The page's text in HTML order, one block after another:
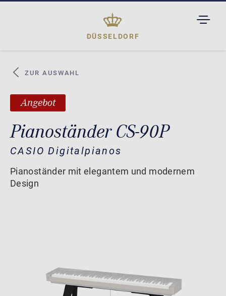
DÜSSELDORF
ZUR AUSWAHL
Angebot
Pianoständer CS-90P
CASIO Digitalpianos
Pianoständer mit elegantem und modernem
Design